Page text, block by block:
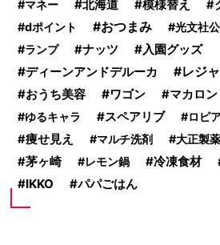
マネー 北海道 模様替え
dポイント おつまみ 光文社
ランプ ナッツ
入園グッズ
ディーンアンドデルーカ
レジ
おうち美容 ワゴン マカロン
ゆるキャラ スペアリブ ロピ
痩せ見え
マルチ洗剤 大正製薬
茅ヶ崎
レモン鍋 冷凍食材
IKKO パパごはん